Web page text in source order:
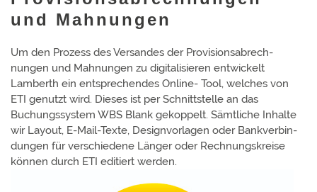
und Mahnungen
Um den Prozess des Versandes der Provisions­abrech­
nungen und Mahnungen zu digita­lisie­ren ent­wickelt
Lamberth ein ent­sprechen­des Online- Tool, welches von
ETI genutzt wird. Dieses ist per Schnitt­stelle an das
Buchungs­system WBS Blank gekoppelt. Sämt­liche Inhalte
wir Layout, E-Mail-Texte, Design­vorlagen oder Bank­verbin­
dungen für verschie­dene Länger oder Rechnungs­kreise
können durch ETI editiert werden.